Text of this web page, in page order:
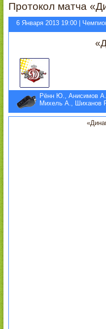
Протокол матча
6 Января 2013 19:00 |
Рённ Ю., Анисимов А.
Михель А., Шиханов